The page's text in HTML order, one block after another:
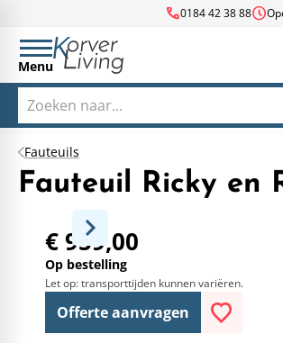
call0184 42 38 88schedule
Menu
Fauteuils
Fauteuil Ricky en
€ 959,00
Op bestelling
Let op: transporttijden kunnen variëren.
Offerte aanvragen